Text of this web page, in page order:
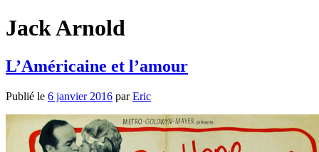
Jack Arnold
L’Américaine et l’amour
Publié le 6 janvier 2016 parEric